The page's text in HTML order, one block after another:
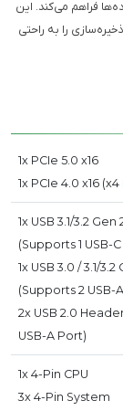
فراهم می‌کند. این
را به راحتی
1x PCIe 5.0 x16
1x PCIe 4.0 x16
1x USB 3.1/3.2
(Supports 1 USB-
1x USB 3.0 / 3.1/
(Supports 2 USB-
2x USB 2.0
USB-A Port)
1x 4-Pin CPU
3x 4-Pin System